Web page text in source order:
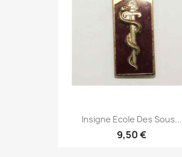
Insigne Ecole Des Sous...
9,50 €